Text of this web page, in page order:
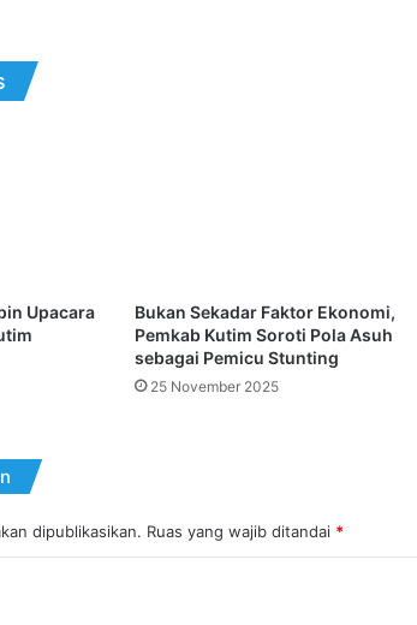
Upacara
Bukan Sekadar Faktor Ekonomi,
Pemkab Kutim Soroti Pola Asuh
sebagai Pemicu Stunting
25 November 2025
dipublikasikan. Ruas yang wajib ditandai *